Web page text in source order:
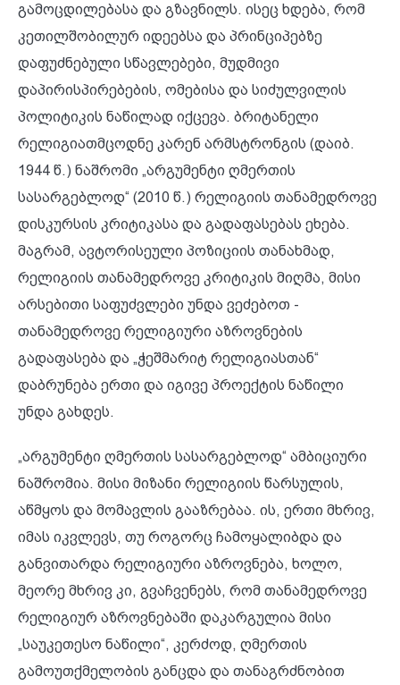
გამოცდილებასა და გზავნილს. ისეც ხდება, რომ
კეთილშობილურ იდეებსა და პრინციპებზე
დაფუძნებული სწავლებები, მუდმივი
დაპირისპირებების, ომებისა და სიძულვილის
პოლიტიკის ნაწილად იქცევა. ბრიტანელი
რელიგიათმცოდნე კარენ არმსტრონგის (დაიბ.
1944 წ.) ნაშრომი „არგუმენტი ღმერთის
სასარგებლოდ“ (2010 წ.) რელიგიის თანამედროვე
დისკურსის კრიტიკასა და გადაფასებას ეხება.
მაგრამ, ავტორისეული პოზიციის თანახმად,
რელიგიის თანამედროვე კრიტიკის მიღმა, მისი
არსებითი საფუძვლები უნდა ვეძებოთ -
თანამედროვე რელიგიური აზროვნების
გადაფასება და „ჭეშმარიტ რელიგიასთან“
დაბრუნება ერთი და იგივე პროექტის ნაწილი
უნდა გახდეს.
„არგუმენტი ღმერთის სასარგებლოდ“ ამბიციური
ნაშრომია. მისი მიზანი რელიგიის წარსულის,
აწმყოს და მომავლის გააზრებაა. ის, ერთი მხრივ,
იმას იკვლევს, თუ როგორც ჩამოყალიბდა და
განვითარდა რელიგიური აზროვნება, ხოლო,
მეორე მხრივ კი, გვაჩვენებს, რომ თანამედროვე
რელიგიურ აზროვნებაში დაკარგულია მისი
„საუკეთესო ნაწილი“, კერძოდ, ღმერთის
გამოუთქმელობის განცდა და თანაგრძნობით